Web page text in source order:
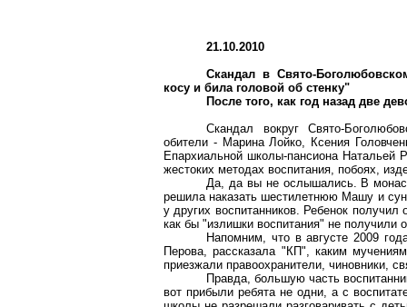
21.10.2010
Скандал в Свято-
косу и била головой об стенку"
После того, как год назад две
Скандал вокругСвято-
обители - МаринаЛойко, Ксения
Епархиальной школы-пансиона Натальей
жестоких методах воспитания, побоях,
Да, да вы не ослышались. В
решила наказать шестилетнюю Машу и
у других воспитанников. Ребенок
как бы "излишки воспитания" не получили
Напомним, что в августе 2009
Перова, рассказала "КП", каким
приезжали правоохранители, чиновники,
Правда, большую часть
вот прибыли ребята не одни, а с